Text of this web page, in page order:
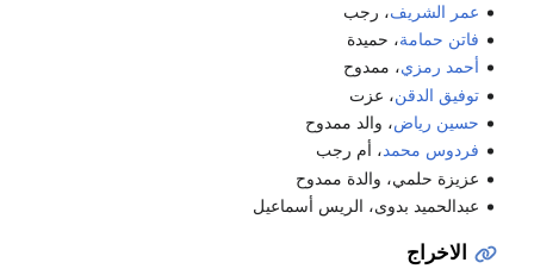
عمر الشريف، رجب
فاتن حمامة، حميدة
أحمد رمزي، ممدوح
توفيق الدقن، عزت
حسين رياض، والد ممدوح
فردوس محمد، أم رجب
عزيزة حلمي، والدة ممدوح
عبدالحميد بدوى، الريس أسماعيل
الاخراج